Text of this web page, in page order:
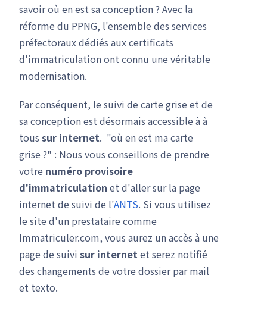
savoir où en est sa conception ? Avec la
réforme du PPNG, l'ensemble des services
préfectoraux dédiés aux certificats
d'immatriculation ont connu une véritable
modernisation.
Par conséquent, le suivi de carte grise et de
sa conception est désormais accessible à à
tous sur internet. "où en est ma carte
grise ?" : Nous vous conseillons de prendre
votre numéro provisoire
d'immatriculation et d'aller sur la page
internet de suivi de l'ANTS. Si vous utilisez
le site d'un prestataire comme
Immatriculer.com, vous aurez un accès à une
page de suivi sur internetet serez notifié
des changements de votre dossier par mail
et texto.